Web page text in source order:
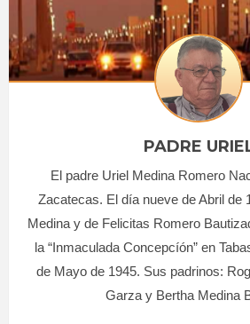
PADRE
El padre Uriel Medina Romero
Zacatecas. El día nueve de Abril de
Medina y de Felicitas Romero
la “Inmaculada Concepcíón” en
de Mayo de 1945. Sus padrinos:
Garza y Bertha Medina